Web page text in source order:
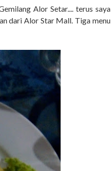
Alor Setar.... terus saya
dari Alor Star Mall. Tiga menu